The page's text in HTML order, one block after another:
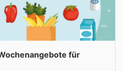
für